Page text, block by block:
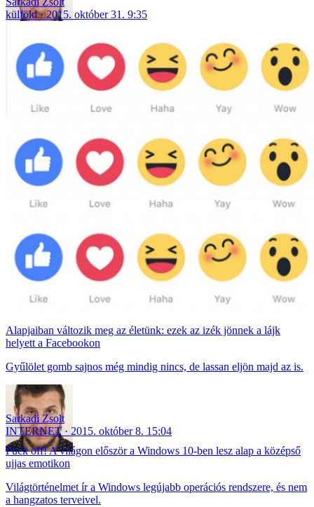
külföld
2015. október 31. 9:35
Alapjaiban változik meg az életünk: ezek az izék jönnek a lájk
helyett a Facebookon
Gyűlölet gomb sajnos még mindig nincs, de lassan eljön majd az is.
Sarkadi Zsolt
INTERNET
2015. október 8. 15:04
Fuck off! A világon először a Windows 10-ben lesz alap a középső
ujjas emotikon
Világtörténelmet ír a Windows legújabb operációs rendszere, és nem
a hangzatos terveivel.